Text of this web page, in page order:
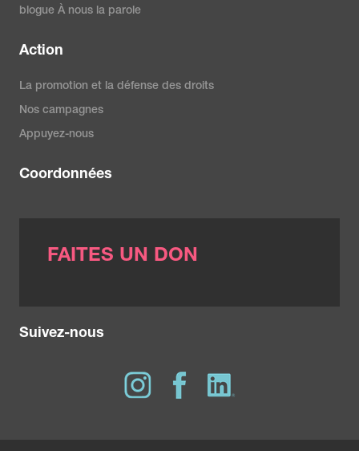
blogue À nous la parole
Action
La promotion et la défense des droits
Nos campagnes
Appuyez-nous
Coordonnées
FAITES UN DON
Suivez-nous